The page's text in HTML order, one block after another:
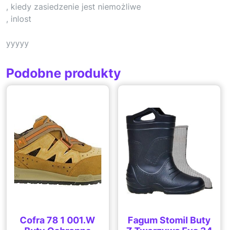
, kiedy zasiedzenie jest niemożliwe
, inlost
yyyyy
Podobne produkty
Cofra 78 1 001.W
Fagum Stomil Buty